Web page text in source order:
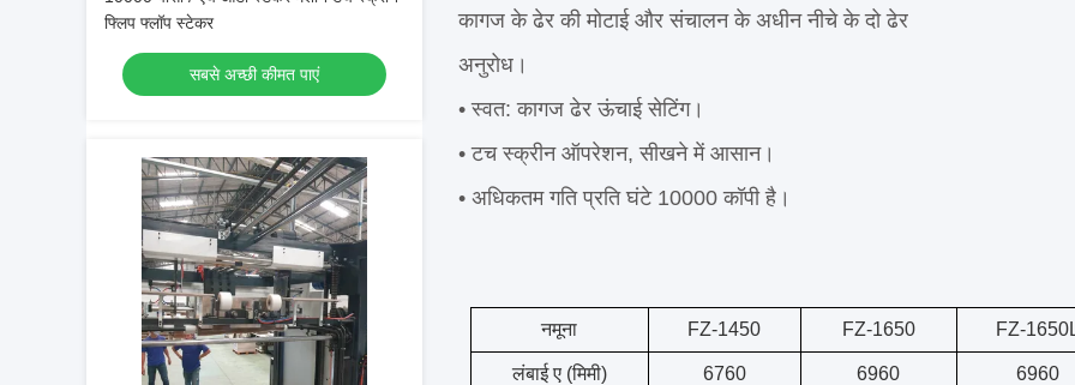
फ्लिप फ्लॉप स्टेकर
सबसे अच्छी कीमत पाएं
कागज के ढेर की मोटाई और संचालन के अधीन नीचे के दो ढेर
अनुरोध।
• स्वत: कागज ढेर ऊंचाई सेटिंग।
• टच स्क्रीन ऑपरेशन, सीखने में आसान।
• अधिकतम गति प्रति घंटे 10000 कॉपी है।
नमूना FZ-1450 FZ-1650 FZ-
लंबाई ए (मिमी) 6760 6960 6960